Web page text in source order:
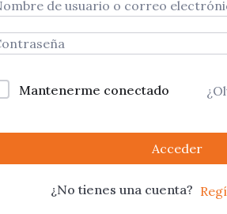
Mantenerme conectado
Acceder
¿No tienes una cuenta?